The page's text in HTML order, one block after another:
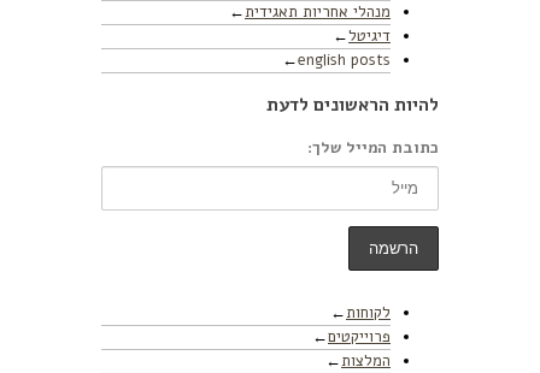
מנהלי אחריות תאגידית
דיגיטל
english posts
להיות הראשונים לדעת
כתובת המייל שלך:
לקוחות
פרוייקטים
המלצות